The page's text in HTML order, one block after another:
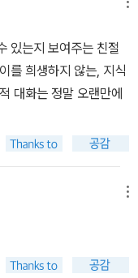
로 진실이고, 결국 아
인할 수 있는 진실을 말
에서 소환하고 지향하
종교와 철학, 그리고 사
가 살고 있는 세계가 드
있는지 보여주는 친절
를 희생하지 않는, 지식
대화는 정말 오랜만에